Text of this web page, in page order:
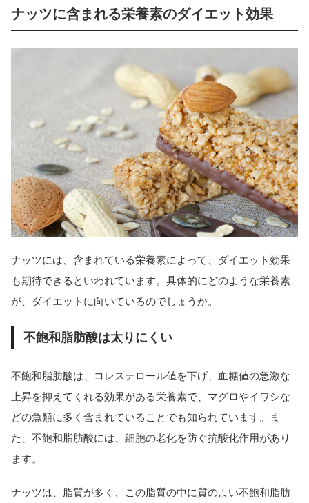
ナッツに含まれる栄養素のダイエット効果
ナッツには、含まれている栄養素によって、ダイエット効果
も期待できるといわれています。具体的にどのような栄養素
が、ダイエットに向いているのでしょうか。
不飽和脂肪酸は太りにくい
不飽和脂肪酸は、コレステロール値を下げ、血糖値の急激な
上昇を抑えてくれる効果がある栄養素で、マグロやイワシな
どの魚類に多く含まれていることでも知られています。ま
た、不飽和脂肪酸には、細胞の老化を防ぐ抗酸化作用があり
ます。
ナッツは、脂質が多く、この脂質の中に質のよい不飽和脂肪